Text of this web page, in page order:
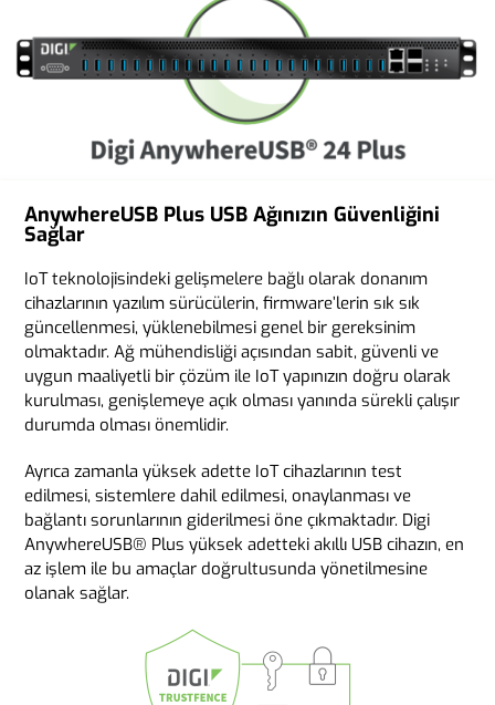
AnywhereUSB Plus USB Ağınızın Güvenliğini
Sağlar
IoT teknolojisindeki gelişmelere bağlı olarak donanım
cihazlarının yazılım sürücülerin, firmware’lerin sık sık
güncellenmesi, yüklenebilmesi genel bir gereksinim
olmaktadır. Ağ mühendisliği açısından sabit, güvenli ve
uygun maaliyetli bir çözüm ile IoT yapınızın doğru olarak
kurulması, genişlemeye açık olması yanında sürekli çalışır
durumda olması önemlidir.
Ayrıca zamanla yüksek adette IoT cihazlarının test
edilmesi, sistemlere dahil edilmesi, onaylanması ve
bağlantı sorunlarının giderilmesi öne çıkmaktadır. Digi
AnywhereUSB® Plus yüksek adetteki akıllı USB cihazın, en
az işlem ile bu amaçlar doğrultusunda yönetilmesine
olanak sağlar.